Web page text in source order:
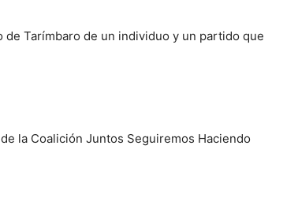
Tarímbaro de un individuo y un partido que
la Coalición Juntos Seguiremos Haciendo